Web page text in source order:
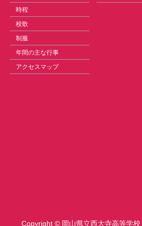
時程
校歌
制服
年間の主な行事
アクセスマップ
Copyright © 岡山県立西大寺高等学校